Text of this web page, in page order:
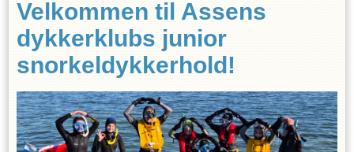
Velkommen til Assens
dykkerklubs junior
snorkeldykkerhold!